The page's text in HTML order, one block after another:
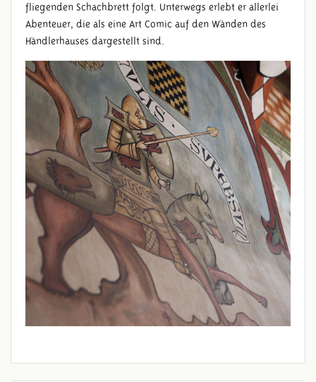
WANDMALEREIEN
fliegenden Schachbrett folgt. Unterwegs erlebt er allerlei
Abenteuer, die als eine Art Comic auf den Wänden des
Händlerhauses dargestellt sind.